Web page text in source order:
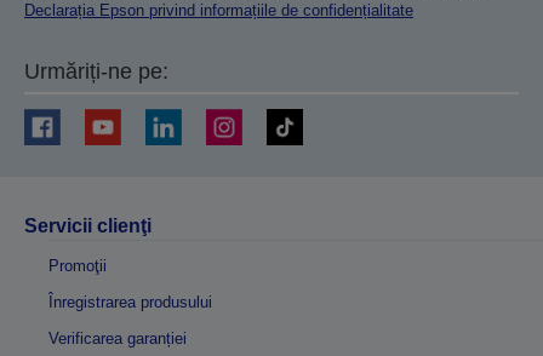
Declarația Epson privind informațiile de confidențialitate
Urmăriți-ne pe:
Servicii clienţi
Promoţii
Înregistrarea produsului
Verificarea garanției